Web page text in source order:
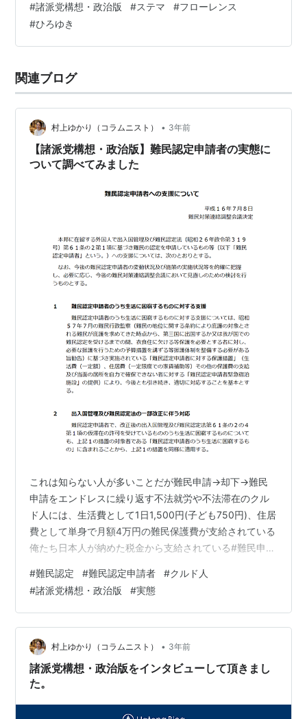
容】 景品表示法について ①第5条「自己の供給する商品
又は役務の取引」の定義詳細 （逐条解説があれば頂きた
いです。） ②ステルスマーケティングの対象要件（①
【回答】 ①第5条「自己の供給する商品又は役務の取
引」の…
#諸派党構想・政治版 #ステマ #フローレンス
#ひろゆき
関連ブログ
村上ゆかり（コラムニスト） • 3年前
【諸派党構想・政治版】難民認定申請者の実態に
ついて調べてみました
これは知らない人が多いことだが難民申請→却下→難民
申請をエンドレスに繰り返す不法就労や不法滞在のクル
ド人には、生活費として1日1,500円(子ども750円)、住居
費として単身で月額4万円の難民保護費が支給されている
俺たち日本人が納めた税金から支給されている#難民申請
相談に乗っている桜井🌺(相互) (@sakurai7750) 2023年6
月30日 上記投稿を拝見し、難民認定の申請中の方（難民
認定申請者）について、「諸派党構想・政治版」を活用
し、参議院調査室へ調査依頼をいたしました。 参考 難民
認定申請者への支援…
#難民認定 #難民認定申請者 #クルド人
#諸派党構想・政治版 #実態
村上ゆかり（コラムニスト） • 3年前
諸派党構想・政治版をインタビューして頂きまし
た。